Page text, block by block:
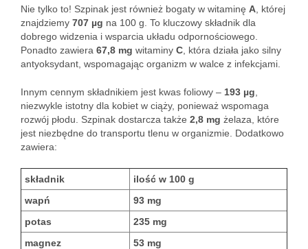
Nie tylko to! Szpinak jest również bogaty w witaminę A , której
znajdziemy 707 µg na 100 g. To kluczowy składnik dla
dobrego widzenia i wsparcia układu odpornościowego.
Ponadto zawiera 67,8 mg witaminy C , która działa jako silny
antyoksydant, wspomagając organizm w walce z infekcjami.
Innym cennym składnikiem jest kwas foliowy – 193 µg
niezwykle istotny dla kobiet w ciąży, ponieważ wspomaga
rozwój płodu. Szpinak dostarcza także 2,8 mg żelaza, które
jest niezbędne do transportu tlenu w organizmie. Dodatkowo
zawiera:
składnik
ilość w 100 g
wapń
93 mg
potas
235 mg
magnez
53 mg